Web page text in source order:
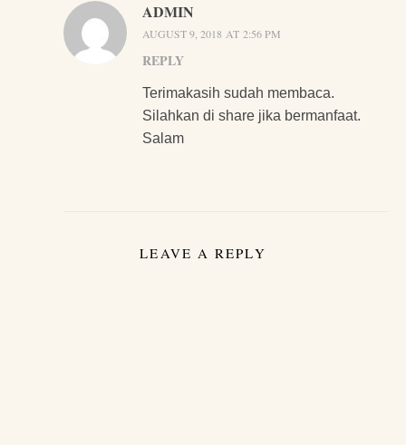
ADMIN
AUGUST 9, 2018 AT 2:56 PM
REPLY
Terimakasih sudah membaca.
Silahkan di share jika bermanfaat.
Salam
LEAVE A REPLY